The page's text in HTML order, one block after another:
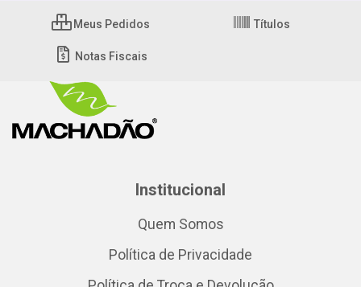
Meus Pedidos Títulos
Notas Fiscais
Institucional
Quem Somos
Política de Privacidade